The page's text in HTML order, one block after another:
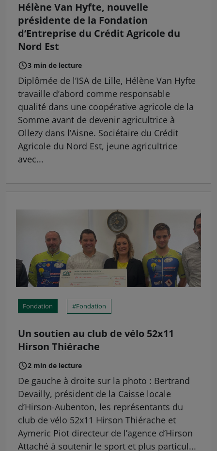
Hélène Van Hyfte, nouvelle
présidente de la Fondation
d’Entreprise du Crédit Agricole du
Nord Est
3 min de lecture
Diplômée de l’ISA de Lille, Hélène Van Hyfte
travaille d’abord comme responsable
qualité dans une coopérative agricole de la
Somme avant de devenir agricultrice à
Ollezy dans l’Aisne. Sociétaire du Crédit
Agricole du Nord Est, jeune agricultrice
avec...
Fondation Fondation
Un soutien au club de vélo 52x11
Hirson Thiérache
2 min de lecture
De gauche à droite sur la photo : Bertrand
Devailly, président de la Caisse locale
d’Hirson-Aubenton, les représentants du
club de vélo 52x11 Hirson Thiérache et
Aymeric Piot directeur de l’agence d’Hirson
Attaché à soutenir le sport et plus particul...